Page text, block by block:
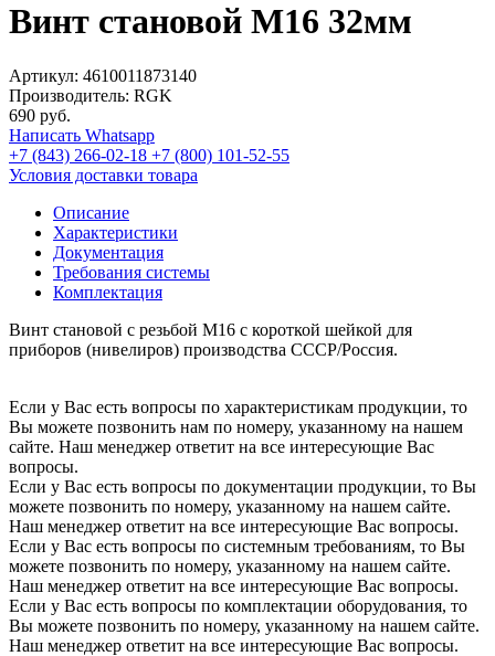
Винт становой M16 32мм
Артикул: 4610011873140
Производитель: RGK
690 руб.
Написать Whatsapp
+7 (843) 266-02-18 +7 (800) 101-52-55
Условия доставки товара
Описание
Характеристики
Документация
Требования системы
Комплектация
Винт становой с резьбой M16 с короткой шейкой для
приборов (нивелиров) производства СССР/Россия.
Если у Вас есть вопросы по характеристикам продукции, то
Вы можете позвонить нам по номеру, указанному на нашем
сайте. Наш менеджер ответит на все интересующие Вас
вопросы.
Если у Вас есть вопросы по документации продукции, то Вы
можете позвонить по номеру, указанному на нашем сайте.
Наш менеджер ответит на все интересующие Вас вопросы.
Если у Вас есть вопросы по системным требованиям, то Вы
можете позвонить по номеру, указанному на нашем сайте.
Наш менеджер ответит на все интересующие Вас вопросы.
Если у Вас есть вопросы по комплектации оборудования, то
Вы можете позвонить по номеру, указанному на нашем сайте.
Наш менеджер ответит на все интересующие Вас вопросы.